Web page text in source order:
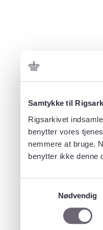
Samtykke til
Rigsarkivet
benytter vores
nemmere at bruge.
benytter ikke denne
Nødvendig